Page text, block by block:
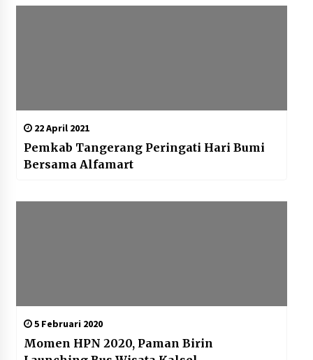
22 April 2021
Pemkab Tangerang Peringati Hari Bumi
Bersama Alfamart
5 Februari 2020
Momen HPN 2020, Paman Birin